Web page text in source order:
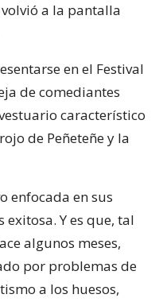
volvió a la pantalla
en el Festival
de comediantes
característico
de Peñeteñe y la
enfocada en sus
Y es que, tal
algunos meses,
por problemas de
a los huesos,